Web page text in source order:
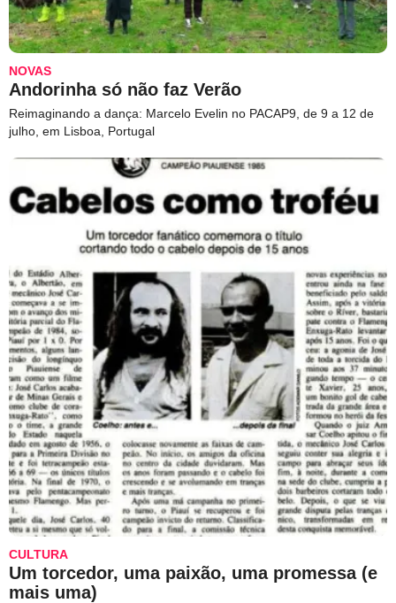
NOVAS
Andorinha só não faz Verão
Reimaginando a dança: Marcelo Evelin no PACAP9, de 9 a 12 de
julho, em Lisboa, Portugal
CULTURA
Um torcedor, uma paixão, uma promessa (e
mais uma)